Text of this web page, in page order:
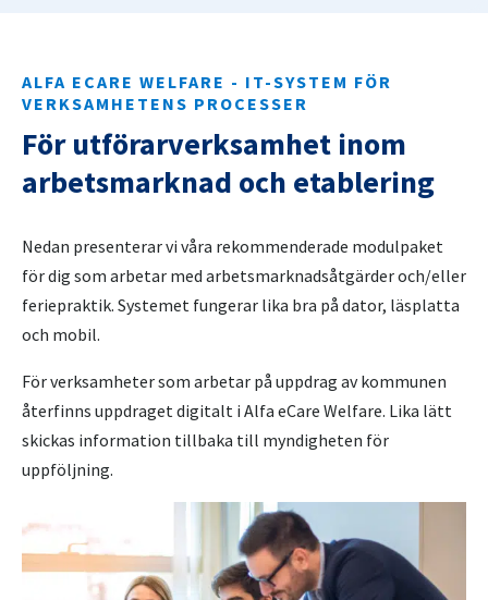
ALFA ECARE WELFARE - IT-SYSTEM FÖR
VERKSAMHETENS PROCESSER
För utförarverksamhet inom
arbetsmarknad och etablering
Nedan presenterar vi våra rekommenderade modulpaket
för dig som arbetar med arbetsmarknadsåtgärder och/eller
feriepraktik. Systemet fungerar lika bra på dator, läsplatta
och mobil.
För verksamheter som arbetar på uppdrag av kommunen
återfinns uppdraget digitalt i Alfa eCare Welfare. Lika lätt
skickas information tillbaka till myndigheten för
uppföljning.